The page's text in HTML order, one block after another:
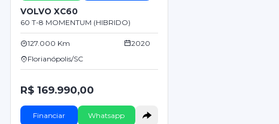
VOLVO XC60
60 T-8 MOMENTUM (HIBRIDO)
127.000 Km
2020
Florianópolis/SC
R$ 169.990,00
Financiar Whatsapp